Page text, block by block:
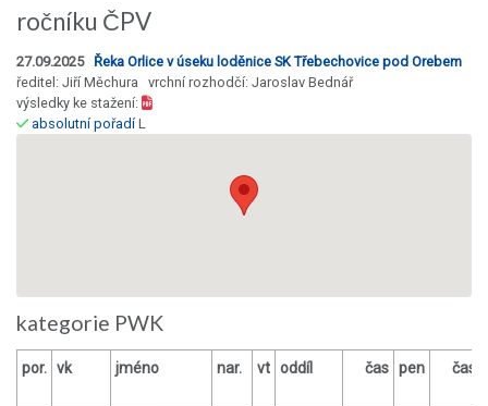
ročníku ČPV
27.09.2025 Řeka Orlice v úseku loděnice SK Třebechovice pod Orebem
ředitel: Jiří Měchura vrchní rozhodčí: Jaroslav Bednář
výsledky ke stažení:
absolutní pořadíL
kategorie PWK
por. vk jméno nar. vt oddíl čas pen čas